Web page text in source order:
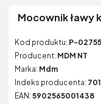
Mocownik ławy
Kod produktu: P-
Producent: MDM NT
Marka: Mdm
Indeks producenta:
EAN: 5902565001438